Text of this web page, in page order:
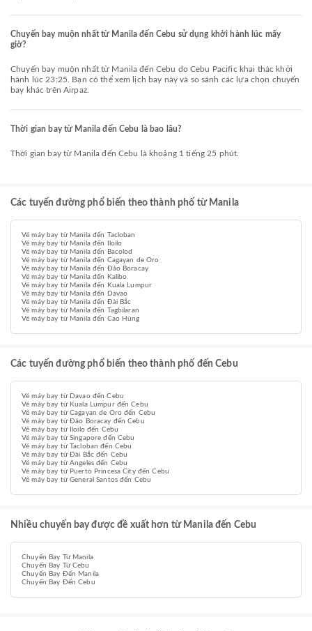
Chuyến bay muộn nhất từ Manila đến Cebu sử dụng khởi hành lúc mấy
giờ?
Chuyến bay muộn nhất từ Manila đến Cebu do Cebu Pacific khai thác khởi
hành lúc 23:25. Bạn có thể xem lịch bay này và so sánh các lựa chọn chuyến
bay khác trên Airpaz.
Thời gian bay từ Manila đến Cebu là bao lâu?
Thời gian bay từ Manila đến Cebu là khoảng 1 tiếng 25 phút.
Các tuyến đường phổ biến theo thành phố từ Manila
Vé máy bay từ Manila đến Tacloban
Vé máy bay từ Manila đến Iloilo
Vé máy bay từ Manila đến Bacolod
Vé máy bay từ Manila đến Cagayan de Oro
Vé máy bay từ Manila đến Đảo Boracay
Vé máy bay từ Manila đến Kalibo
Vé máy bay từ Manila đến Kuala Lumpur
Vé máy bay từ Manila đến Davao
Vé máy bay từ Manila đến Đài Bắc
Vé máy bay từ Manila đến Tagbilaran
Vé máy bay từ Manila đến Cao Hùng
Các tuyến đường phổ biến theo thành phố đến Cebu
Vé máy bay từ Davao đến Cebu
Vé máy bay từ Kuala Lumpur đến Cebu
Vé máy bay từ Cagayan de Oro đến Cebu
Vé máy bay từ Đảo Boracay đến Cebu
Vé máy bay từ Iloilo đến Cebu
Vé máy bay từ Singapore đến Cebu
Vé máy bay từ Tacloban đến Cebu
Vé máy bay từ Đài Bắc đến Cebu
Vé máy bay từ Angeles đến Cebu
Vé máy bay từ Puerto Princesa City đến Cebu
Vé máy bay từ General Santos đến Cebu
Nhiều chuyến bay được đề xuất hơn từ Manila đến Cebu
Chuyến Bay Từ Manila
Chuyến Bay Từ Cebu
Chuyến Bay Đến Manila
Chuyến Bay Đến Cebu